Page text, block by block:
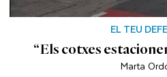
EL TEU
“Els cotxes
Marta